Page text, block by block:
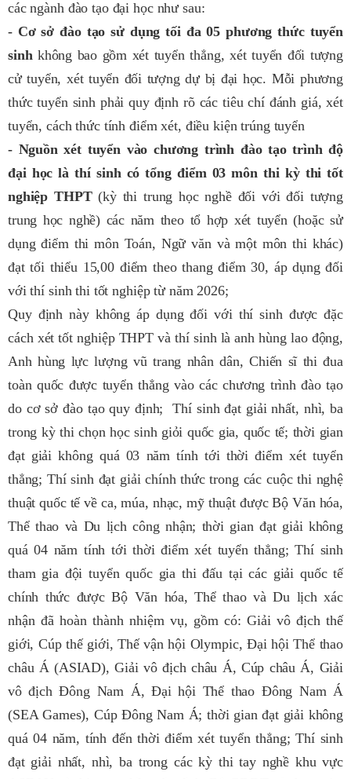
các ngành đào tạo đại học như sau:
- Cơ sở đào tạo sử dụng tối đa 05 phương thức tuyển
sinh không bao gồm xét tuyển thẳng, xét tuyển đối tượng
cử tuyển, xét tuyển đối tượng dự bị đại học. Mỗi phương
thức tuyển sinh phải quy định rõ các tiêu chí đánh giá, xét
tuyển, cách thức tính điểm xét, điều kiện trúng tuyển
- Nguồn xét tuyển vào chương trình đào tạo trình độ
đại học là thí sinh có tổng điểm 03 môn thi kỳ thi tốt
nghiệp THPT(kỳ thi trung học nghề đối với đối tượng
trung học nghề) các năm theo tổ hợp xét tuyển (hoặc sử
dụng điểm thi môn Toán, Ngữ văn và một môn thi khác)
đạt tối thiểu 15,00 điểm theo thang điểm 30, áp dụng đối
với thí sinh thi tốt nghiệp từ năm 2026;
Quy định này không áp dụng đối với thí sinh được đặc
cách xét tốt nghiệp THPT và thí sinh là anh hùng lao động,
Anh hùng lực lượng vũ trang nhân dân, Chiến sĩ thi đua
toàn quốc được tuyển thẳng vào các chương trình đào tạo
do cơ sở đào tạo quy định; Thí sinh đạt giải nhất, nhì, ba
trong kỳ thi chọn học sinh giỏi quốc gia, quốc tế; thời gian
đạt giải không quá 03 năm tính tới thời điểm xét tuyển
thẳng; Thí sinh đạt giải chính thức trong các cuộc thi nghệ
thuật quốc tế về ca, múa, nhạc, mỹ thuật được Bộ Văn hóa,
Thể thao và Du lịch công nhận; thời gian đạt giải không
quá 04 năm tính tới thời điểm xét tuyển thẳng; Thí sinh
tham gia đội tuyển quốc gia thi đấu tại các giải quốc tế
chính thức được Bộ Văn hóa, Thể thao và Du lịch xác
nhận đã hoàn thành nhiệm vụ, gồm có: Giải vô địch thế
giới, Cúp thế giới, Thế vận hội Olympic, Đại hội Thể thao
châu Á (ASIAD), Giải vô địch châu Á, Cúp châu Á, Giải
vô địch Đông Nam Á, Đại hội Thể thao Đông Nam Á
(SEA Games), Cúp Đông Nam Á; thời gian đạt giải không
quá 04 năm, tính đến thời điểm xét tuyển thẳng; Thí sinh
đạt giải nhất, nhì, ba trong các kỳ thi tay nghề khu vực